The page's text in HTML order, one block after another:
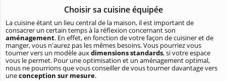
Choisir sa cuisine équipée
La cuisine étant un lieu central de la maison, il est important de
consacrer un certain temps à la réflexion concernant son
aménagement. En effet, en fonction de votre façon de cuisiner et de
manger, vous n'aurez pas les mêmes besoins. Vous pourriez vous
tourner vers un modèle auxdimensions standards, si votre espace
vous le permet. Pour une optimisation et un aménagement optimal,
nous ne pourrions que vous conseiller de vous tourner davantage vers
uneconception sur mesure.